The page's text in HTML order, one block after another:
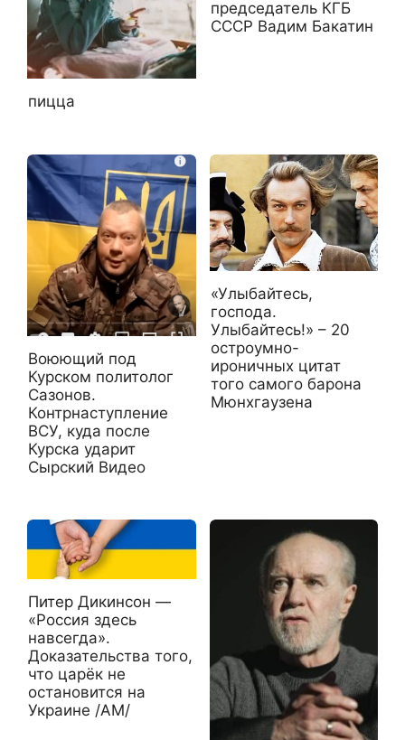
пицца
председатель КГБ
СССР Вадим Бакатин
Воюющий под
Курском политолог
Сазонов.
Контрнаступление
ВСУ, куда после
Курска ударит
Сырский Видео
«Улыбайтесь,
господа.
Улыбайтесь!» – 20
остроумно-
ироничных цитат
того самого барона
Мюнхгаузена
Питер Дикинсон —
«Россия здесь
навсегда».
Доказательства того,
что царёк не
остановится на
Украине /АМ/